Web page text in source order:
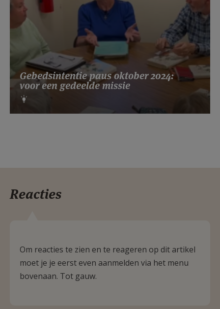
Gebedsintentie paus oktober 2024:
voor een gedeelde missie
Reacties
Om reacties te zien en te reageren op dit artikel
moet je je eerst even aanmelden via het menu
bovenaan. Tot gauw.